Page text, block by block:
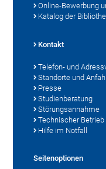
Online-Bewerbung
Katalog der
Kontakt
Telefon- und
Standorte und
Presse
Studienberatung
Störungsannahme
Technischer Betrieb
Hilfe im Notfall
Seitenoptionen